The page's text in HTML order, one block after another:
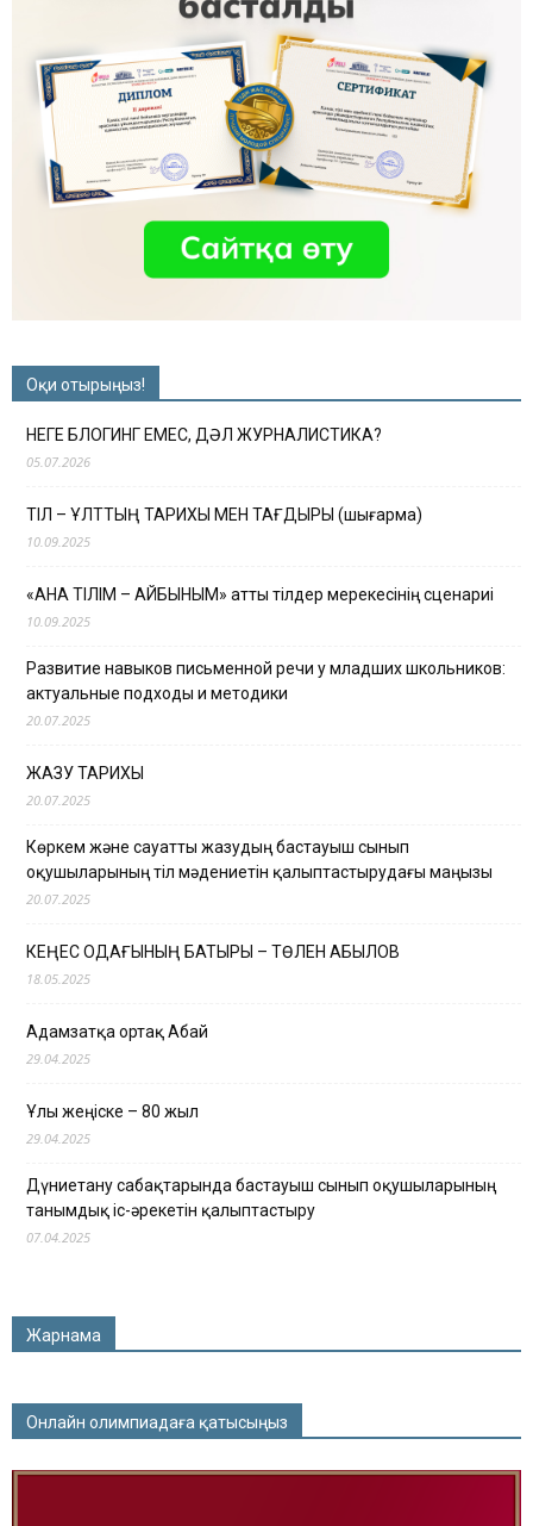
Оқи отырыңыз!
НЕГЕ БЛОГИНГ ЕМЕС, ДӘЛ ЖУРНАЛИСТИКА?
05.07.2026
ТІЛ – ҰЛТТЫҢ ТАРИХЫ МЕН ТАҒДЫРЫ (шығарма)
10.09.2025
«АНА ТІЛІМ – АЙБЫНЫМ» атты тілдер мерекесінің сценариі
10.09.2025
Развитие навыков письменной речи у младших школьников:
актуальные подходы и методики
20.07.2025
ЖАЗУ ТАРИХЫ
20.07.2025
Көркем және сауатты жазудың бастауыш сынып
оқушыларының тіл мәдениетін қалыптастырудағы маңызы
20.07.2025
КЕҢЕС ОДАҒЫНЫҢ БАТЫРЫ – ТӨЛЕН ҚАБЫЛОВ
18.05.2025
Адамзатқа ортақ Абай
29.04.2025
Ұлы жеңіске – 80 жыл
29.04.2025
Дүниетану сабақтарында бастауыш сынып оқушыларының
танымдық іс-әрекетін қалыптастыру
07.04.2025
Жарнама
Онлайн олимпиадаға қатысыңыз